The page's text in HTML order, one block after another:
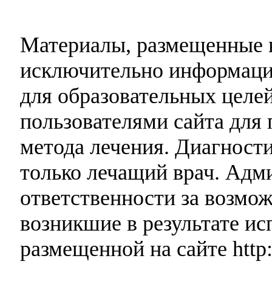
Материалы, размещенные
исключительно
для образовательных
пользователями сайта
метода лечения.
только лечащий врач.
ответственности за
возникшие в результате
размещенной на сайте